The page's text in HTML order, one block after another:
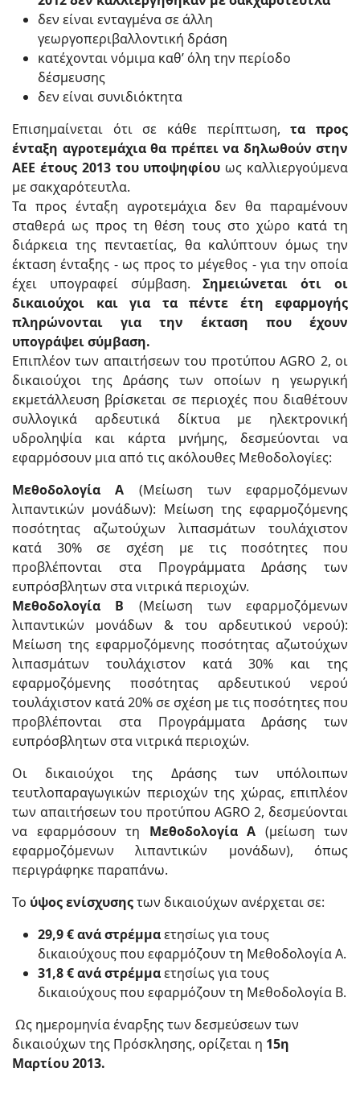
δεν είναι ενταγμένα σε άλλη
γεωργοπεριβαλλοντική δράση
κατέχονται νόμιμα καθ’ όλη την περίοδο
δέσμευσης
δεν είναι συνιδιόκτητα
Επισημαίνεται ότι σε κάθε περίπτωση,τα προς
ένταξη αγροτεμάχια θα πρέπει να δηλωθούν στην
ΑΕΕ έτους 2013 του υποψηφίου ως καλλιεργούμενα
με σακχαρότευτλα.
Τα προς ένταξη αγροτεμάχια δεν θα παραμένουν
σταθερά ως προς τη θέση τους στο χώρο κατά τη
διάρκεια της πενταετίας, θα καλύπτουν όμως την
έκταση ένταξης - ως προς το μέγεθος - για την οποία
έχει υπογραφεί σύμβαση.Σημειώνεται ότι οι
δικαιούχοι και για τα πέντε έτη εφαρμογής
πληρώνονται για την έκταση που έχουν
υπογράψει σύμβαση.
Επιπλέον των απαιτήσεων του προτύπου AGRO 2, οι
δικαιούχοι της Δράσης των οποίων η γεωργική
εκμετάλλευση βρίσκεται σε περιοχές που διαθέτουν
συλλογικά αρδευτικά δίκτυα με ηλεκτρονική
υδροληψία και κάρτα μνήμης, δεσμεύονται να
εφαρμόσουν μια από τις ακόλουθες Μεθοδολογίες:
Μεθοδολογία Α (Μείωση των εφαρμοζόμενων
λιπαντικών μονάδων): Μείωση της εφαρμοζόμενης
ποσότητας αζωτούχων λιπασμάτων τουλάχιστον
κατά 30% σε σχέση με τις ποσότητες που
προβλέπονται στα Προγράμματα Δράσης των
ευπρόσβλητων στα νιτρικά περιοχών.
Μεθοδολογία Β (Μείωση των εφαρμοζόμενων
λιπαντικών μονάδων & του αρδευτικού νερού):
Μείωση της εφαρμοζόμενης ποσότητας αζωτούχων
λιπασμάτων τουλάχιστον κατά 30% και της
εφαρμοζόμενης ποσότητας αρδευτικού νερού
τουλάχιστον κατά 20% σε σχέση με τις ποσότητες που
προβλέπονται στα Προγράμματα Δράσης των
ευπρόσβλητων στα νιτρικά περιοχών.
Οι δικαιούχοι της Δράσης των υπόλοιπων
τευτλοπαραγωγικών περιοχών της χώρας, επιπλέον
των απαιτήσεων του προτύπου AGRO 2, δεσμεύονται
να εφαρμόσουν τη Μεθοδολογία Α (μείωση των
εφαρμοζόμενων λιπαντικών μονάδων), όπως
περιγράφηκε παραπάνω.
Το ύψος ενίσχυσηςτων δικαιούχων ανέρχεται σε:
29,9 € ανά στρέμμαετησίως για τους
δικαιούχους που εφαρμόζουν τη Μεθοδολογία Α.
31,8 € ανά στρέμμαετησίως για τους
δικαιούχους που εφαρμόζουν τη Μεθοδολογία Β.
Ως ημερομηνία έναρξης των δεσμεύσεων των
δικαιούχων της Πρόσκλησης, ορίζεται η 15η
Μαρτίου 2013.